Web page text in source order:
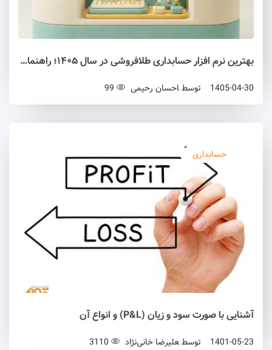
بهترین نرم افزار حسابداری طلافروشی در سال ۱۴۰۵؛ راهنمای جامع و بی طرفانه خرید
1405-04-30 توسط احسان رحیمی
حسابداری
آشنایی با صورت سود و زیان (P&L) و انواع آن
1401-05-23 توسط علیرضا خانی‌نژاد